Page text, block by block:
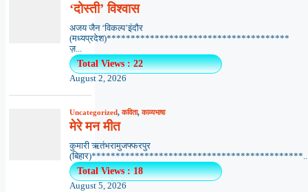
‘दोस्ती’ विश्वास
अजय जैन ‘विकल्प’इंदौर
(मध्यप्रदेश)**************************************
ज़...
Total Views : 22
August 2, 2026
Uncategorized,कविता,काव्यभाषा
मेरे मन मीत
कुमारी ऋतंभरामुजफ्फरपुर
Total Views : 18
August 5, 2026